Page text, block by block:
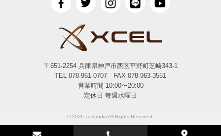
〒651-2254 兵庫県神戸市西区平野町芝崎343-1
TEL 078-961-0707 FAX 078-963-3551
営業時間 10:00〜20:00
定休日 毎週水曜日
© 2026 xcelaudio All Rights Reserved.